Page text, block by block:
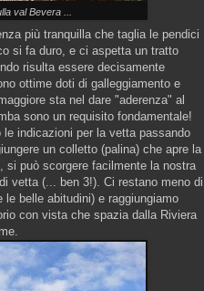
val Bevera ...
più tranquilla che taglia le pendici
si fa duro, e ci aspetta un tratto
risulta essere decisamente
ottime doti di galleggiamento e
sta nel dare "aderenza" al
sono un requisito fondamentale!
indicazioni per la vetta passando
un colletto (palina) che apre la
si può scorgere facilmente la nostra
vetta (... ben 3!). Ci restano meno di
belle abitudini) e raggiungiamo
con vista che spazia dalla Riviera